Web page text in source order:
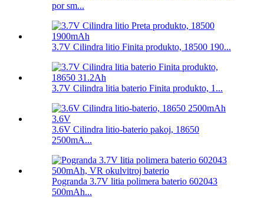
por sm...
3.7V Cilindra litio Finita produkto, 18500 190...
3.7V Cilindra litia baterio Finita produkto, 1...
3.6V Cilindra litio-baterio pakoj, 18650
2500mA...
Pogranda 3.7V litia polimera baterio 602043
500mAh...